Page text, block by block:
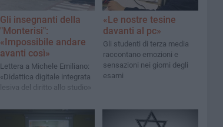
Gli insegnanti della
"Monterisi":
«Impossibile andare
avanti così»
Lettera a Michele Emiliano:
«Didattica digitale integrata
lesiva del diritto allo studio»
«Le nostre tesine
davanti al pc»
Gli studenti di terza media
raccontano emozioni e
sensazioni nei giorni degli
esami